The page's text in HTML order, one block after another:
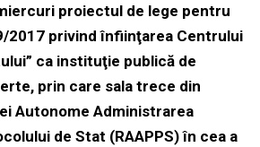
proiectul de lege pentru
2017 privind înfiinţarea Centrului
ca instituţie publică de
prin care sala trece din
Autonome Administrarea
de Stat (RAAPPS) în cea a